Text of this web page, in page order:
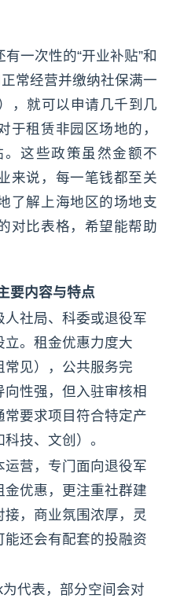
一次性的“开业补贴”和
常经营并缴纳社保满一
，就可以申请几千到几
于租赁非园区场地的，
这些政策虽然金额不
来说，每一笔钱都至关
了解上海地区的场地支
对比表格，希望能帮助
要内容与特点
人社局、科委或退役军
立。租金优惠力度大
常见），公共服务完
向性强，但入驻审核相
常要求项目符合特定产
技、文创）。
运营，专门面向退役军
金优惠，更注重社群建
接，商业氛围浓厚，灵
能还会有配套的投融资
代表，部分空间会对